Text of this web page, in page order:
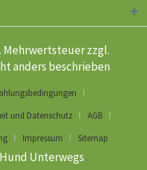
Mehrwertsteuer zzgl.
anders beschrieben
und Datenschutz
AGB
Impressum Sitemap
Unterwegs